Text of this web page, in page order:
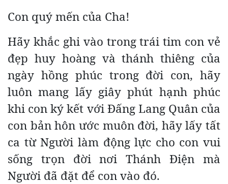
Con quý mến của Cha!
Hãy khắc ghi vào trong trái tim con vẻ
đẹp huy hoàng và thánh thiêng của
ngày hồng phúc trong đời con, hãy
luôn mang lấy giây phút hạnh phúc
khi con ký kết với Đấng Lang Quân của
con bản hôn ước muôn đời, hãy lấy tất
ca từ Người làm động lực cho con vui
sống trọn đời nơi Thánh Điện mà
Người đã đặt để con vào đó.